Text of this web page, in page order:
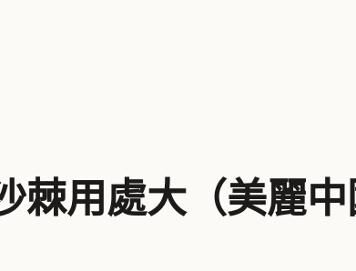
棘用處大（美麗中